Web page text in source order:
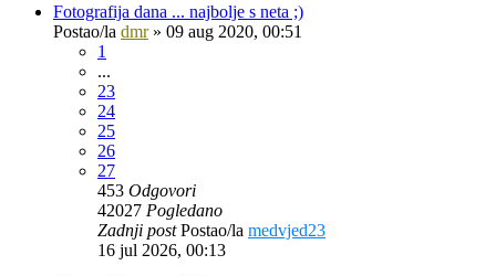
Fotografija dana ... najbolje s neta ;)
Postao/la dmr» 09 aug 2020, 00:51
1
...
23
24
25
26
27
453 Odgovori
42027 Pogledano
Zadnji postPostao/la medvjed23
16 jul 2026, 00:13